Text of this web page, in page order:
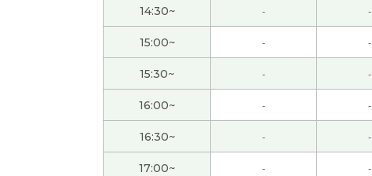
好好儿休息吧。谢谢您，下次见。
和您一起聊天的时间真的很开心，谢谢您！
每次和老师一起聊得很开心！下次见！( 男性 )
尤其晚上非常忙碌，但是我觉得基本上很开心。谢
14:30~ - -
15:00~ - -
15:30~ - -
16:00~ - -
16:30~ - -
17:00~ - -